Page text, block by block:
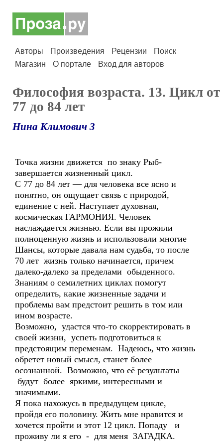
Авторы Произведения Рецензии
Поиск
Магазин
О портале Вход для авторов
Философия возраста. 13. Цикл от
77 до 84 лет
Нина Климович 3
Точка жизни движется по знаку Рыб-
завершается жизненный цикл.
С 77 до 84 лет — для человека все ясно и
понятно, он ощущает связь с природой,
единение с ней. Наступает духовная,
космическая ГАРМОНИЯ. Человек
наслаждается жизнью. Если вы прожили
полноценную жизнь и использовали многие
Шансы, которые давала нам судьба, то после
70 лет жизнь только начинается, причем
далеко-далеко за пределами обыденного.
Знаниям о семилетних циклах помогут
определить, какие жизненные задачи и
проблемы вам предстоит решить в том или
ином возрасте.
Возможно, удастся что-то скорректировать в
своей жизни, успеть подготовиться к
предстоящим переменам. Надеюсь, что жизнь
обретет новый смысл, станет более
осознанной. Возможно, что её результаты
будут более яркими, интересными и
значимыми.
Я пока нахожусь в предыдущем цикле,
пройдя его половину. Жить мне нравится и
хочется пройти и этот 12 цикл. Попаду и
проживу ли я его - для меня ЗАГАДКА.